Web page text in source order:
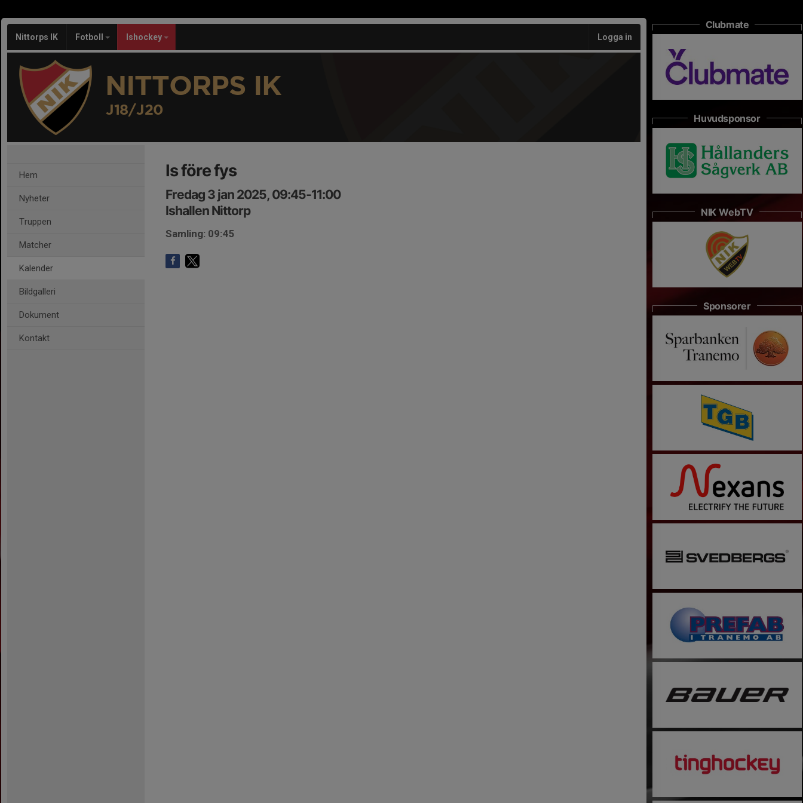
Nittorps IK Fotboll Ishockey Logga in
NITTORPS IK
J18/J20
Hem
Nyheter
Truppen
Matcher
Kalender
Bildgalleri
Dokument
Kontakt
Is före fys
Fredag 3 jan 2025, 09:45-11:00
Ishallen Nittorp
Samling: 09:45
Clubmate
Huvudsponsor
NIK WebTV
Sponsorer